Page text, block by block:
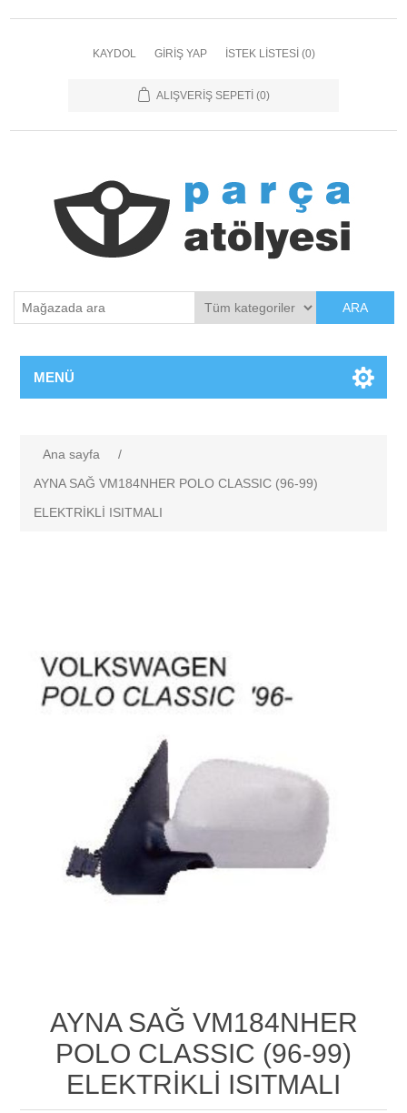
KAYDOL GIRIŞ YAP İSTEK LISTESI (0)
ALIŞVERIŞ SEPETI (0)
ARA
MENÜ
Ana sayfa
/
AYNA SAĞ VM184NHER POLO CLASSIC (96-99)
ELEKTRİKLİ ISITMALI
AYNA SAĞ VM184NHER
POLO CLASSIC (96-99)
ELEKTRİKLİ ISITMALI